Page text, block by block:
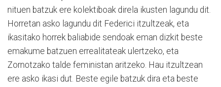
nituen batzuk ere kolektiboak direla ikusten lagundu dit.
Horretan asko lagundu dit Federici itzultzeak, eta
ikasitako horrek baliabide sendoak eman dizkit beste
emakume batzuen errealitateak ulertzeko, eta
Zornotzako talde feministan aritzeko. Hau itzultzean
ere asko ikasi dut. Beste egile batzuk dira eta beste